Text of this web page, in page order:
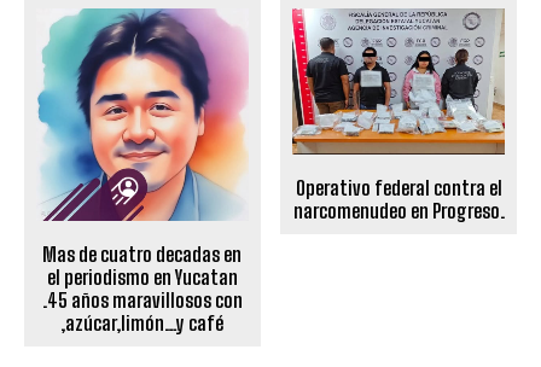
Mas de cuatro decadas en
el periodismo en Yucatan
.45 años maravillosos con
,azúcar,limón…y café
Operativo federal contra el
narcomenudeo en Progreso.